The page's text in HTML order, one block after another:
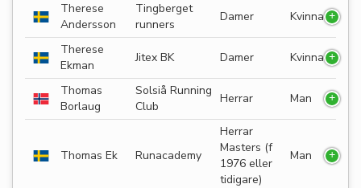
Therese
Andersson
Tingberget
runners
Damer Kvinna
Therese
Ekman
Jitex BK Damer Kvinna
Thomas
Borlaug
Solsiå Running
Club
Herrar Man
Thomas Ek Runacademy
Herrar
Masters (f
1976 eller
tidigare)
Man